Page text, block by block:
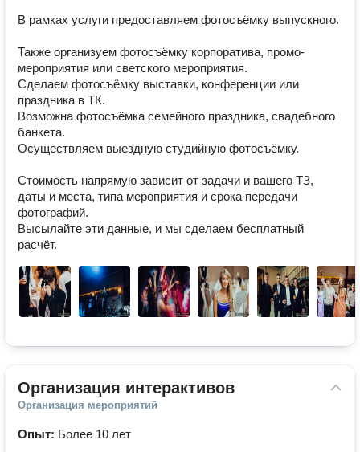
В рамках услуги предоставляем фотосъёмку выпускного.
Также организуем фотосъёмку корпоратива, промо-
мероприятия или светского мероприятия.
Сделаем фотосъёмку выставки, конференции или
праздника в ТК.
Возможна фотосъёмка семейного праздника, свадебного
банкета.
Осуществляем выездную студийную фотосъёмку.
Стоимость напрямую зависит от задачи и вашего ТЗ,
даты и места, типа мероприятия и срока передачи
фотографий.
Высылайте эти данные, и мы сделаем бесплатный
расчёт.
Организация интерактивов
Организация мероприятий
Опыт: Более 10 лет